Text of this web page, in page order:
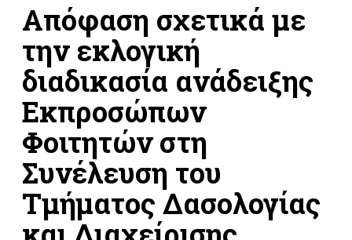
Απόφαση σχετικά με
την εκλογική
διαδικασία ανάδειξης
Εκπροσώπων
Φοιτητών στη
Συνέλευση του
Τμήματος Δασολογίας